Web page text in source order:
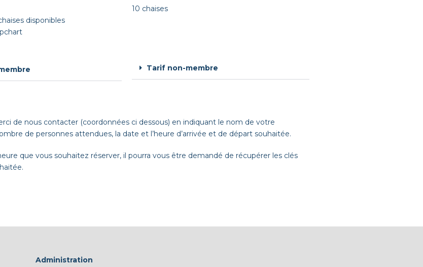
disponibles
10 chaises
Tarif non-membre
de nous contacter (coordonnées ci dessous) en indiquant le nom de votre
de personnes attendues, la date et l’heure d’arrivée et de départ souhaitée.
que vous souhaitez réserver, il pourra vous être demandé de récupérer les clés
Administration